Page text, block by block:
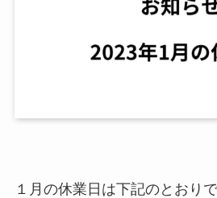
１月の休業日は下記のとおりで